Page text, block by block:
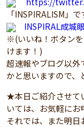
「INSPIRALISM」
INSPIRAL成城
※(いいね！ボタン
けます！)
超速報やブログ以外
かと思いますので、
★本日ご紹介させて
いては、お気軽にお
それでは、また明日